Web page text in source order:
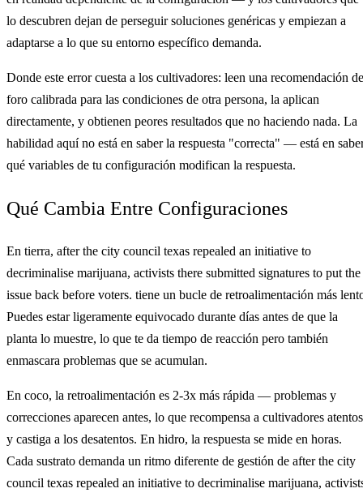
lo descubren dejan de perseguir soluciones genéricas y empiezan a
adaptarse a lo que su entorno específico demanda.
Donde este error cuesta a los cultivadores: leen una recomendación de
foro calibrada para las condiciones de otra persona, la aplican
directamente, y obtienen peores resultados que no haciendo nada. La
habilidad aquí no está en saber la respuesta "correcta" — está en
qué variables de tu configuración modifican la respuesta.
Qué Cambia Entre Configuraciones
En tierra, after the city council texas repealed an initiative to
decriminalise marijuana, activists there submitted signatures to put the
issue back before voters. tiene un bucle de retroalimentación más
Puedes estar ligeramente equivocado durante días antes de que la
planta lo muestre, lo que te da tiempo de reacción pero también
enmascara problemas que se acumulan.
En coco, la retroalimentación es 2-3x más rápida — problemas y
correcciones aparecen antes, lo que recompensa a cultivadores atentos
y castiga a los desatentos. En hidro, la respuesta se mide en horas.
Cada sustrato demanda un ritmo diferente de gestión de after the city
council texas repealed an initiative to decriminalise marijuana,